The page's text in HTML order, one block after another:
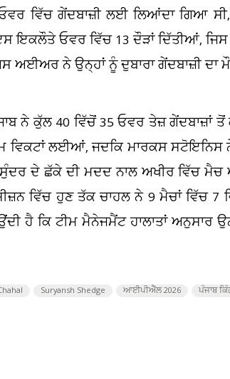
ਵਿੱਚ ਗੇਂਦਬਾਜ਼ੀ ਲਈ ਲਿਆਂਦਾ ਗਿਆ
ਇਕਲੌਤੇ ਓਵਰ ਵਿੱਚ 13 ਦੌੜਾਂ ਦਿੱਤੀਆਂ,
ਨੇ ਉਨ੍ਹਾਂ ਨੂੰ ਦੁਬਾਰਾ ਗੇਂਦਬਾਜ਼ੀ ਦਾ
ਨੇ ਕੁੱਲ 40 ਵਿੱਚੋਂ 35 ਓਵਰ ਤੇਜ਼ ਗੇਂਦਬਾਜ਼ਾਂ ਤੋਂ
ਵਿਕਟਾਂ ਲਈਆਂ, ਜਦਕਿ ਮਾਰਕਸ ਸਟੋਇਨਿਸ ਨੇ
ਦੇ ਛੱਕੇ ਦੀ ਮਦਦ ਨਾਲ ਅਖੀਰ ਵਿੱਚ
ਵਿੱਚ ਹੁਣ ਤੱਕ ਚਾਹਲ ਨੇ 9 ਮੈਚਾਂ ਵਿੱਚ 7
ਹੈ ਕਿ ਟੀਮ ਮੈਨੇਜਮੈਂਟ ਹਾਲਾਤਾਂ ਅਨੁਸਾਰ
Suryansh Shedge ਆਈਪੀਐੱਲ 2026 ਪੰਜਾਬ